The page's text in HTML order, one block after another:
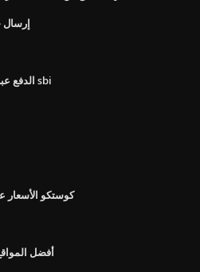
إرسال
الدفع عبر الإنترنت عن طريق بطاقة الخصم sbi
كوستكو الأسعار
أفضل